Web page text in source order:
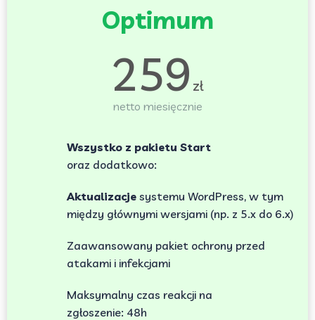
Optimum
259 zł
netto miesięcznie
Wszystko z pakietu Start
oraz dodatkowo:
Aktualizacje systemu WordPress, w tym
między głównymi wersjami (np. z 5.x do 6.x)
Zaawansowany pakiet ochrony przed
atakami i infekcjami
Maksymalny czas reakcji na
zgłoszenie: 48h